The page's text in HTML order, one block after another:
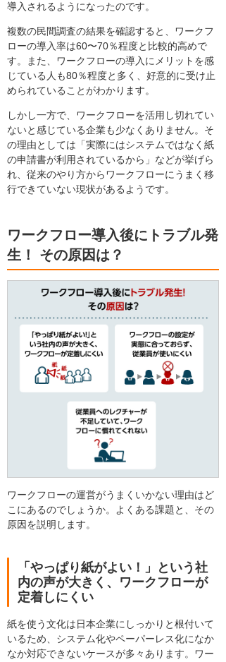
導入されるようになったのです。
複数の民間調査の結果を確認すると、ワークフ
ローの導入率は60〜70％程度と比較的高めで
す。また、ワークフローの導入にメリットを感
じている人も80％程度と多く、好意的に受け止
められていることがわかります。
しかし一方で、ワークフローを活用し切れてい
ないと感じている企業も少なくありません。そ
の理由としては「実際にはシステムではなく紙
の申請書が利用されているから」などが挙げら
れ、従来のやり方からワークフローにうまく移
行できていない現状があるようです。
ワークフロー導入後にトラブル発
生！ その原因は？
ワークフローの運営がうまくいかない理由はど
こにあるのでしょうか。よくある課題と、その
原因を説明します。
「やっぱり紙がよい！」という社
内の声が大きく、ワークフローが
定着しにくい
紙を使う文化は日本企業にしっかりと根付いて
いるため、システム化やペーパーレス化になか
なか対応できないケースが多々あります。ワー